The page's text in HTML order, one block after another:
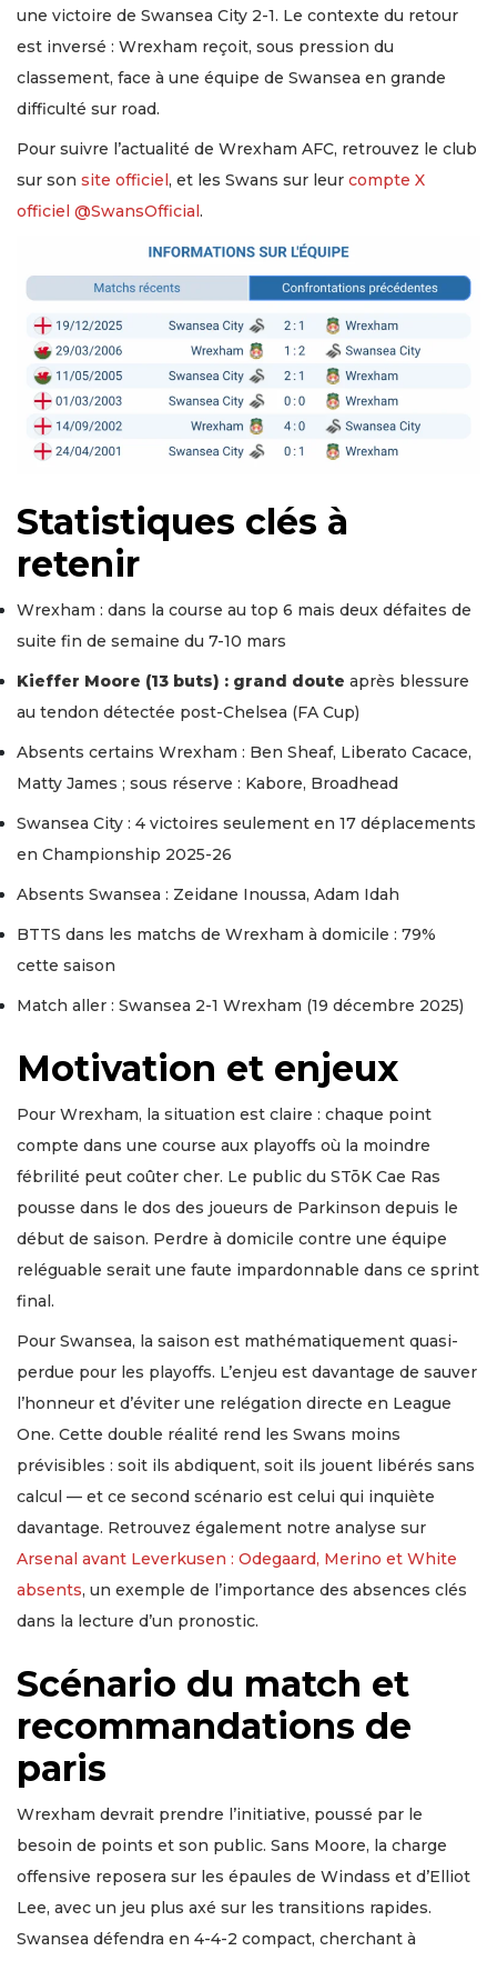
une victoire de Swansea City 2-1. Le contexte du retour
est inversé : Wrexham reçoit, sous pression du
classement, face à une équipe de Swansea en grande
difficulté sur road.
Pour suivre l’actualité de Wrexham AFC, retrouvez le club
sur son site officiel, et les Swans sur leur compte X
officiel @SwansOfficial.
Statistiques clés à
retenir
Wrexham : dans la course au top 6 mais deux défaites de
suite fin de semaine du 7-10 mars
Kieffer Moore (13 buts) : grand doute après blessure
au tendon détectée post-Chelsea (FA Cup)
Absents certains Wrexham : Ben Sheaf, Liberato Cacace,
Matty James ; sous réserve : Kabore, Broadhead
Swansea City : 4 victoires seulement en 17 déplacements
en Championship 2025-26
Absents Swansea : Zeidane Inoussa, Adam Idah
BTTS dans les matchs de Wrexham à domicile : 79%
cette saison
Match aller : Swansea 2-1 Wrexham (19 décembre 2025)
Motivation et enjeux
Pour Wrexham, la situation est claire : chaque point
compte dans une course aux playoffs où la moindre
fébrilité peut coûter cher. Le public du STōK Cae Ras
pousse dans le dos des joueurs de Parkinson depuis le
début de saison. Perdre à domicile contre une équipe
reléguable serait une faute impardonnable dans ce sprint
final.
Pour Swansea, la saison est mathématiquement quasi-
perdue pour les playoffs. L’enjeu est davantage de sauver
l’honneur et d’éviter une relégation directe en League
One. Cette double réalité rend les Swans moins
prévisibles : soit ils abdiquent, soit ils jouent libérés sans
calcul — et ce second scénario est celui qui inquiète
davantage. Retrouvez également notre analyse sur
Arsenal avant Leverkusen : Odegaard, Merino et White
absents, un exemple de l’importance des absences clés
dans la lecture d’un pronostic.
Scénario du match et
recommandations de
paris
Wrexham devrait prendre l’initiative, poussé par le
besoin de points et son public. Sans Moore, la charge
offensive reposera sur les épaules de Windass et d’Elliot
Lee, avec un jeu plus axé sur les transitions rapides.
Swansea défendra en 4-4-2 compact, cherchant à